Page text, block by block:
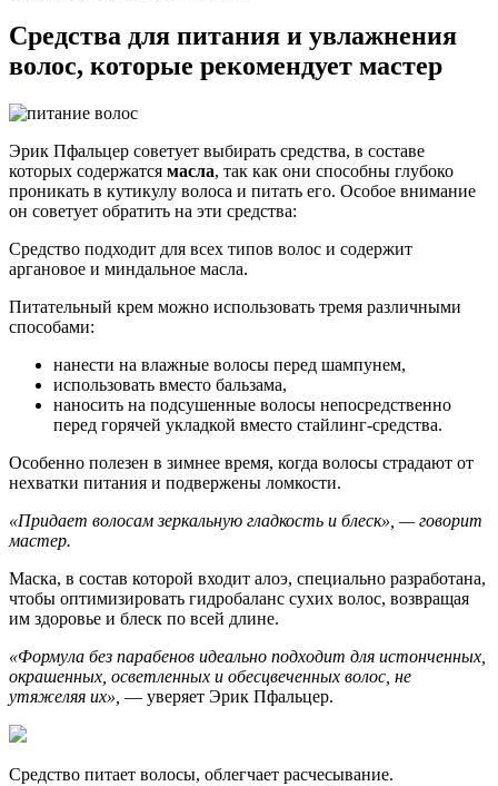
Средства для питания и увлажнения
волос, которые рекомендует мастер
Эрик Пфальцер советует выбирать средства, в составе
которых содержатся масла, так как они способны глубоко
проникать в кутикулу волоса и питать его. Особое внимание
он советует обратить на эти средства:
Средство подходит для всех типов волос и содержит
аргановое и миндальное масла.
Питательный крем можно использовать тремя различными
способами:
нанести на влажные волосы перед шампунем,
использовать вместо бальзама,
наносить на подсушенные волосы непосредственно
перед горячей укладкой вместо стайлинг-средства.
Особенно полезен в зимнее время, когда волосы страдают от
нехватки питания и подвержены ломкости.
«Придает волосам зеркальную гладкость и блеск» , — говорит
мастер.
Маска, в состав которой входит алоэ, специально разработана,
чтобы оптимизировать гидробаланс сухих волос, возвращая
им здоровье и блеск по всей длине.
«Формула без парабенов идеально подходит для истонченных,
окрашенных, осветленных и обесцвеченных волос, не
утяжеляя их», — уверяет Эрик Пфальцер.
Средство питает волосы, облегчает расчесывание.